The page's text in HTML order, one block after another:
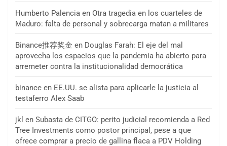
Humberto Palencia en Otra tragedia en los cuarteles de
Maduro: falta de personal y sobrecarga matan a militares
Binance推荐奖金 en Douglas Farah: El eje del mal
aprovecha los espacios que la pandemia ha abierto para
arremeter contra la institucionalidad democrática
binance en EE.UU. se alista para aplicarle la justicia al
testaferro Alex Saab
jkl en Subasta de CITGO: perito judicial recomienda a Red
Tree Investments como postor principal, pese a que
ofrece comprar a precio de gallina flaca a PDV Holding